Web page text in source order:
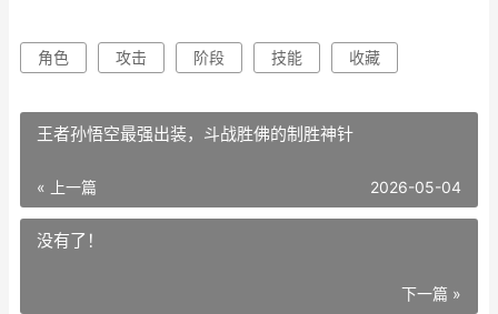
角色 攻击 阶段 技能 收藏
王者孙悟空最强出装，斗战胜佛的制胜神针
« 上一篇 2026-05-04
没有了！
下一篇 »